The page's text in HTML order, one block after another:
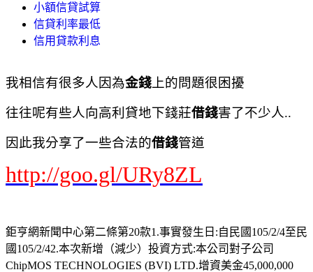
小額信貸試算
信貸利率最低
信用貸款利息
我相信有很多人因為金錢 上的問題很困擾
往往呢有些人向高利貸地下錢莊借錢害了不少人..
因此我分享了一些合法的借錢管道
http://goo.gl/URy8ZL
鉅亨網新聞中心第二條第20款1.事實發生日:自民國105/2/4至民
國105/2/42.本次新增（減少）投資方式:本公司對子公司
ChipMOS TECHNOLOGIES (BVI) LTD.增資美金45,000,000